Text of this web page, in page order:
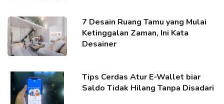
7 Desain Ruang Tamu yang Mulai
Ketinggalan Zaman, Ini Kata
Desainer
Tips Cerdas Atur E-Wallet biar
Saldo Tidak Hilang Tanpa Disadari